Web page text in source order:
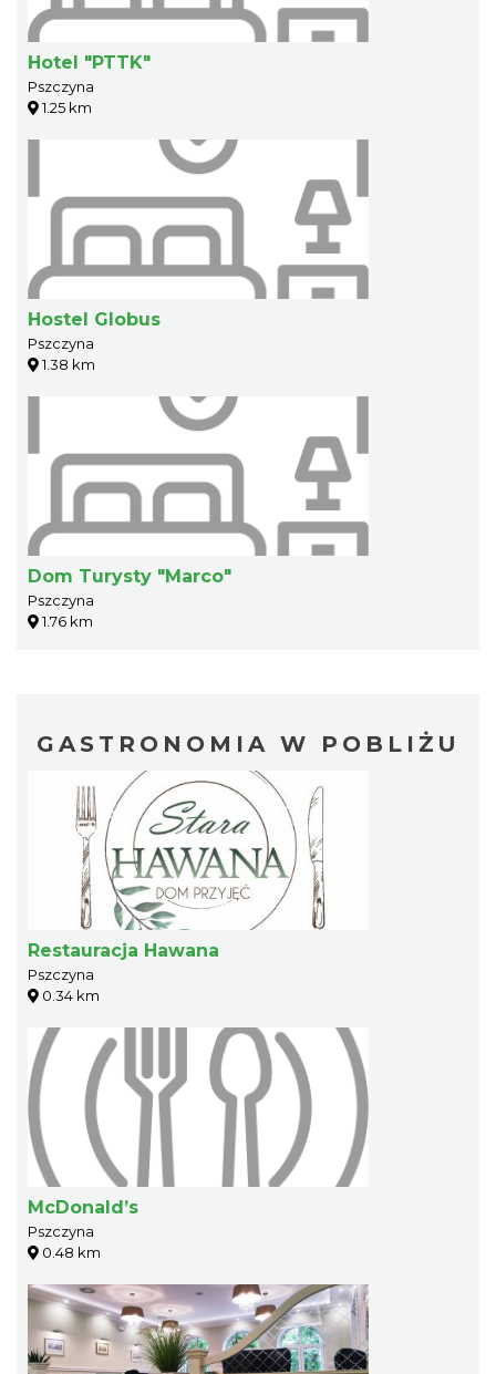
Hotel "PTTK"
Pszczyna
1.25 km
Hostel Globus
Pszczyna
1.38 km
Dom Turysty "Marco"
Pszczyna
1.76 km
GASTRONOMIA W POBLIŻU
Restauracja Hawana
Pszczyna
0.34 km
McDonald’s
Pszczyna
0.48 km